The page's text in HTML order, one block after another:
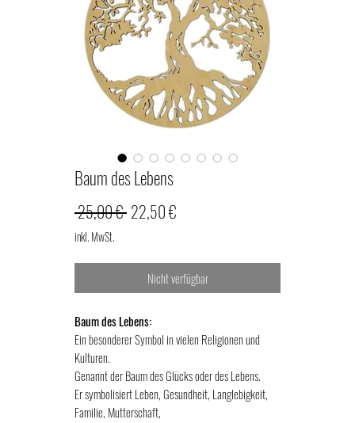
Baum des Lebens
25,00 € Standardpreis
22,50 €
inkl. MwSt.
Nicht verfügbar
Baum des Lebens:
Ein besonderer Symbol in vielen Religionen und
Kulturen.
Genannt der Baum des Glücks oder des Lebens.
Er symbolisiert Leben, Gesundheit, Langlebigkeit,
Familie, Mutterschaft,